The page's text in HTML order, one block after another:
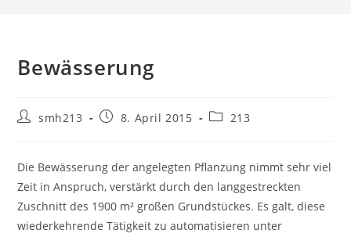
Bewässerung
Beitrags-
smh213
Beitrag8. April 2015
Beitrags-
213
Die Bewässerung der angelegten Pflanzung nimmt sehr viel
Zeit in Anspruch, verstärkt durch den langgestreckten
Zuschnitt des 1900 m² großen Grundstückes. Es galt, diese
wiederkehrende Tätigkeit zu automatisieren unter